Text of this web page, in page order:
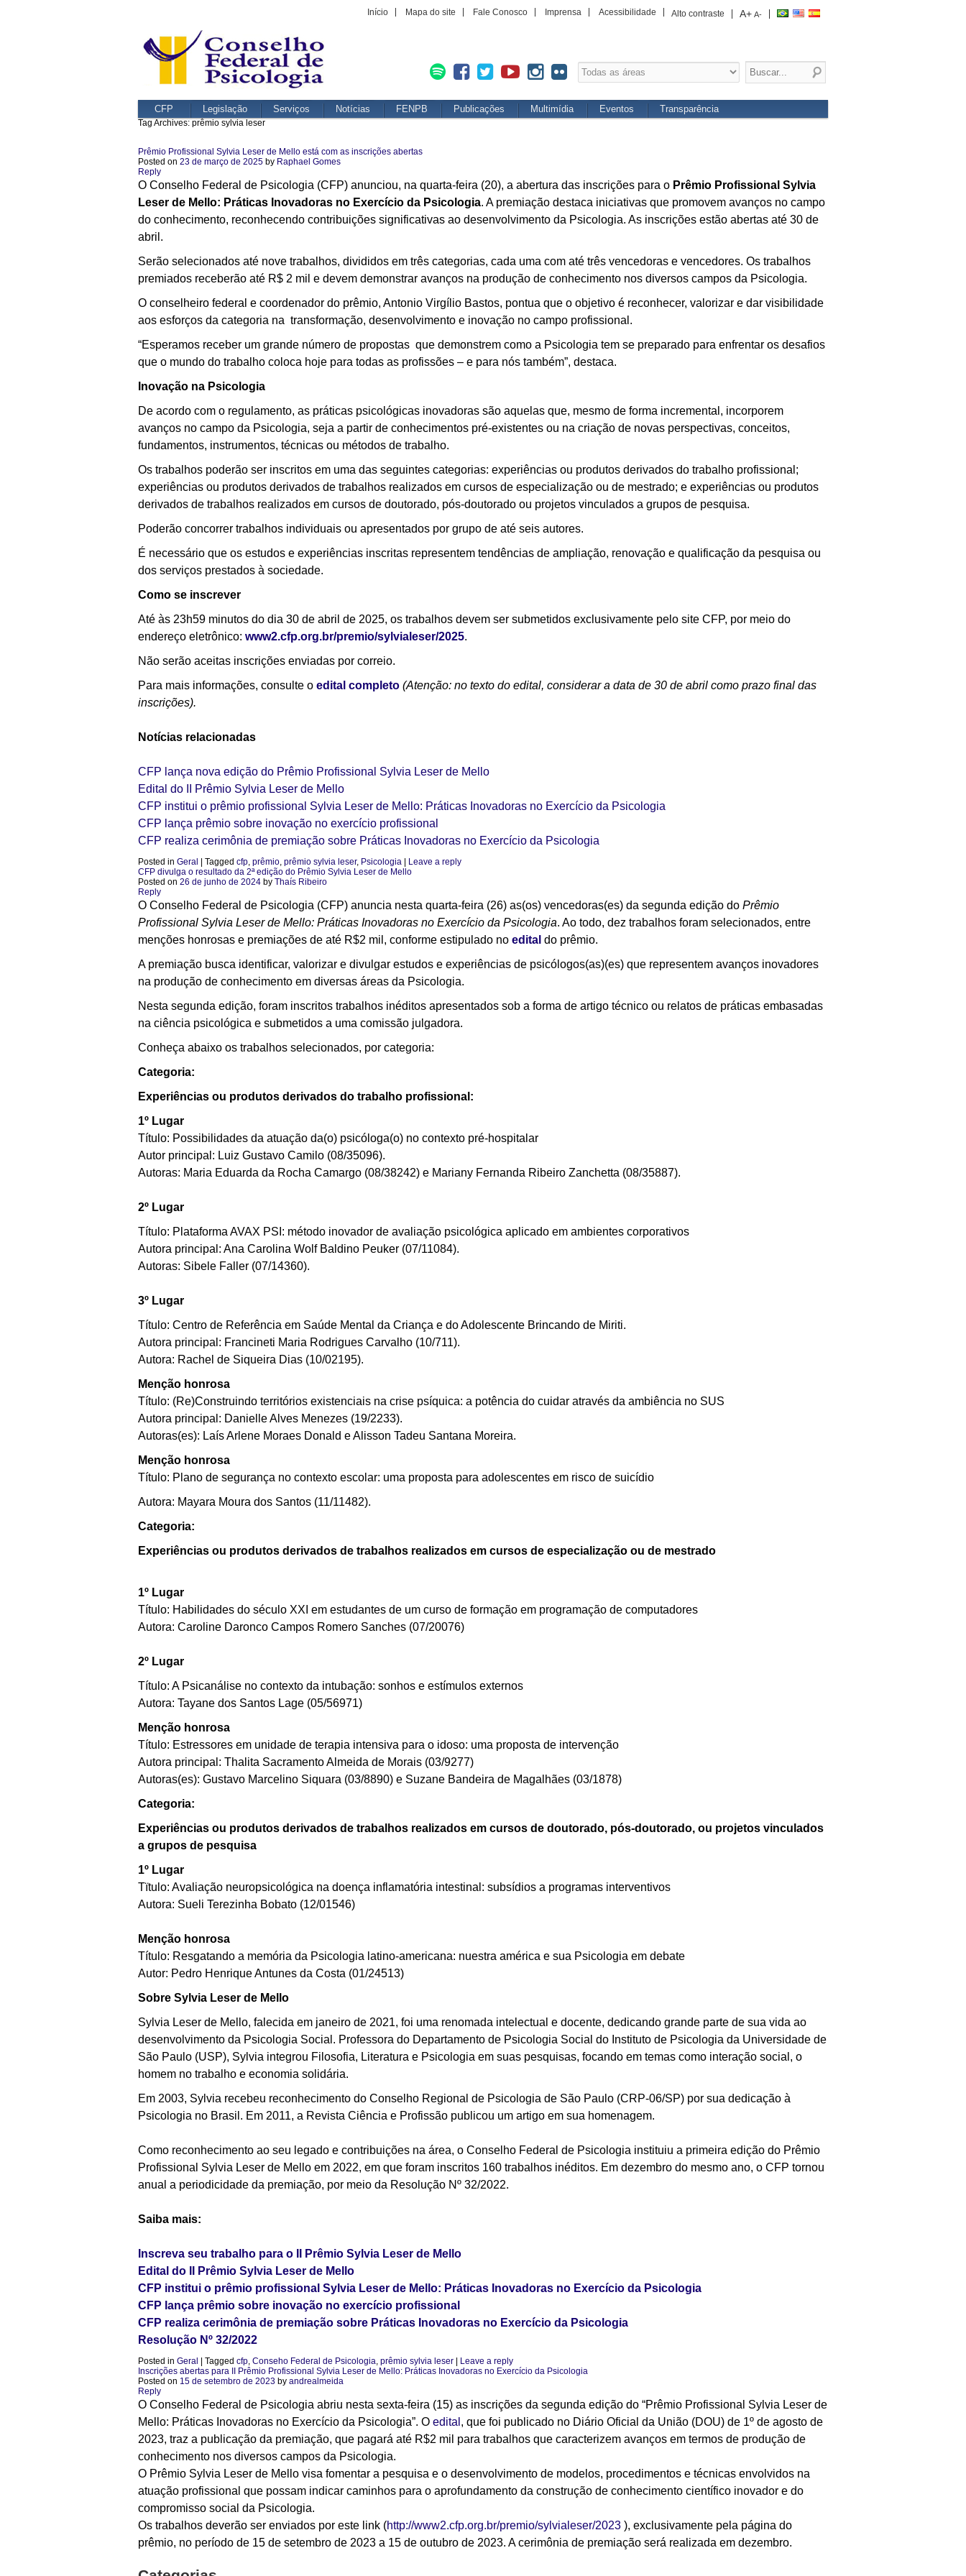
A+ A-
Alto contraste
Início Mapa do site Fale Conosco Imprensa Acessibilidade
CFP Legislação Serviços Notícias FENPB Publicações Multimídia Eventos Transparência
Tag Archives: prêmio sylvia leser
Prêmio Profissional Sylvia Leser de Mello está com as inscrições abertas
Posted on 23 de março de 2025 by Raphael Gomes
Reply
O Conselho Federal de Psicologia (CFP) anunciou, na quarta-feira (20), a abertura das inscrições para o Prêmio Profissional Sylvia
Leser de Mello: Práticas Inovadoras no Exercício da Psicologia. A premiação destaca iniciativas que promovem avanços no campo
do conhecimento, reconhecendo contribuições significativas ao desenvolvimento da Psicologia. As inscrições estão abertas até 30 de
abril.
Serão selecionados até nove trabalhos, divididos em três categorias, cada uma com até três vencedoras e vencedores. Os trabalhos
premiados receberão até R$ 2 mil e devem demonstrar avanços na produção de conhecimento nos diversos campos da Psicologia.
O conselheiro federal e coordenador do prêmio, Antonio Virgílio Bastos, pontua que o objetivo é reconhecer, valorizar e dar visibilidade
aos esforços da categoria na transformação, desenvolvimento e inovação no campo profissional.
“Esperamos receber um grande número de propostas que demonstrem como a Psicologia tem se preparado para enfrentar os desafios
que o mundo do trabalho coloca hoje para todas as profissões – e para nós também”, destaca.
Inovação na Psicologia
De acordo com o regulamento, as práticas psicológicas inovadoras são aquelas que, mesmo de forma incremental, incorporem
avanços no campo da Psicologia, seja a partir de conhecimentos pré-existentes ou na criação de novas perspectivas, conceitos,
fundamentos, instrumentos, técnicas ou métodos de trabalho.
Os trabalhos poderão ser inscritos em uma das seguintes categorias: experiências ou produtos derivados do trabalho profissional;
experiências ou produtos derivados de trabalhos realizados em cursos de especialização ou de mestrado; e experiências ou produtos
derivados de trabalhos realizados em cursos de doutorado, pós-doutorado ou projetos vinculados a grupos de pesquisa.
Poderão concorrer trabalhos individuais ou apresentados por grupo de até seis autores.
É necessário que os estudos e experiências inscritas representem tendências de ampliação, renovação e qualificação da pesquisa ou
dos serviços prestados à sociedade.
Como se inscrever
Até às 23h59 minutos do dia 30 de abril de 2025, os trabalhos devem ser submetidos exclusivamente pelo site CFP, por meio do
endereço eletrônico: www2.cfp.org.br/premio/sylvialeser/2025.
Não serão aceitas inscrições enviadas por correio.
Para mais informações, consulte o edital completo (Atenção: no texto do edital, considerar a data de 30 de abril como prazo final das
inscrições).
Notícias relacionadas
CFP lança nova edição do Prêmio Profissional Sylvia Leser de Mello
Edital do II Prêmio Sylvia Leser de Mello
CFP institui o prêmio profissional Sylvia Leser de Mello: Práticas Inovadoras no Exercício da Psicologia
CFP lança prêmio sobre inovação no exercício profissional
CFP realiza cerimônia de premiação sobre Práticas Inovadoras no Exercício da Psicologia
Posted in Geral Tagged cfp, prêmio, prêmio sylvia leser, Psicologia
Leave a reply
CFP divulga o resultado da 2ª edição do Prêmio Sylvia Leser de Mello
Posted on 26 de junho de 2024 by Thaís Ribeiro
Reply
O Conselho Federal de Psicologia (CFP) anuncia nesta quarta-feira (26) as(os) vencedoras(es) da segunda edição do Prêmio
Profissional Sylvia Leser de Mello: Práticas Inovadoras no Exercício da Psicologia. Ao todo, dez trabalhos foram selecionados, entre
menções honrosas e premiações de até R$2 mil, conforme estipulado no edital do prêmio.
A premiação busca identificar, valorizar e divulgar estudos e experiências de psicólogos(as)(es) que representem avanços inovadores
na produção de conhecimento em diversas áreas da Psicologia.
Nesta segunda edição, foram inscritos trabalhos inéditos apresentados sob a forma de artigo técnico ou relatos de práticas embasadas
na ciência psicológica e submetidos a uma comissão julgadora.
Conheça abaixo os trabalhos selecionados, por categoria:
Categoria:
Experiências ou produtos derivados do trabalho profissional:
1º Lugar
Título: Possibilidades da atuação da(o) psicóloga(o) no contexto pré-hospitalar
Autor principal: Luiz Gustavo Camilo (08/35096).
Autoras: Maria Eduarda da Rocha Camargo (08/38242) e Mariany Fernanda Ribeiro Zanchetta (08/35887).
2º Lugar
Título: Plataforma AVAX PSI: método inovador de avaliação psicológica aplicado em ambientes corporativos
Autora principal: Ana Carolina Wolf Baldino Peuker (07/11084).
Autoras: Sibele Faller (07/14360).
3º Lugar
Título: Centro de Referência em Saúde Mental da Criança e do Adolescente Brincando de Miriti.
Autora principal: Francineti Maria Rodrigues Carvalho (10/711).
Autora: Rachel de Siqueira Dias (10/02195).
Menção honrosa
Título: (Re)Construindo territórios existenciais na crise psíquica: a potência do cuidar através da ambiência no SUS
Autora principal: Danielle Alves Menezes (19/2233).
Autoras(es): Laís Arlene Moraes Donald e Alisson Tadeu Santana Moreira.
Menção honrosa
Título: Plano de segurança no contexto escolar: uma proposta para adolescentes em risco de suicídio
Autora: Mayara Moura dos Santos (11/11482).
Categoria:
Experiências ou produtos derivados de trabalhos realizados em cursos de especialização ou de mestrado
1º Lugar
Título: Habilidades do século XXI em estudantes de um curso de formação em programação de computadores
Autora: Caroline Daronco Campos Romero Sanches (07/20076)
2º Lugar
Título: A Psicanálise no contexto da intubação: sonhos e estímulos externos
Autora: Tayane dos Santos Lage (05/56971)
Menção honrosa
Título: Estressores em unidade de terapia intensiva para o idoso: uma proposta de intervenção
Autora principal: Thalita Sacramento Almeida de Morais (03/9277)
Autoras(es): Gustavo Marcelino Siquara (03/8890) e Suzane Bandeira de Magalhães (03/1878)
Categoria:
Experiências ou produtos derivados de trabalhos realizados em cursos de doutorado, pós-doutorado, ou projetos vinculados
a grupos de pesquisa
1º Lugar
Tïtulo: Avaliação neuropsicológica na doença inflamatória intestinal: subsídios a programas interventivos
Autora: Sueli Terezinha Bobato (12/01546)
Menção honrosa
Título: Resgatando a memória da Psicologia latino-americana: nuestra américa e sua Psicologia em debate
Autor: Pedro Henrique Antunes da Costa (01/24513)
Sobre Sylvia Leser de Mello
Sylvia Leser de Mello, falecida em janeiro de 2021, foi uma renomada intelectual e docente, dedicando grande parte de sua vida ao
desenvolvimento da Psicologia Social. Professora do Departamento de Psicologia Social do Instituto de Psicologia da Universidade de
São Paulo (USP), Sylvia integrou Filosofia, Literatura e Psicologia em suas pesquisas, focando em temas como interação social, o
homem no trabalho e economia solidária.
Em 2003, Sylvia recebeu reconhecimento do Conselho Regional de Psicologia de São Paulo (CRP-06/SP) por sua dedicação à
Psicologia no Brasil. Em 2011, a Revista Ciência e Profissão publicou um artigo em sua homenagem.
Como reconhecimento ao seu legado e contribuições na área, o Conselho Federal de Psicologia instituiu a primeira edição do Prêmio
Profissional Sylvia Leser de Mello em 2022, em que foram inscritos 160 trabalhos inéditos. Em dezembro do mesmo ano, o CFP tornou
anual a periodicidade da premiação, por meio da Resolução Nº 32/2022.
Saiba mais:
Inscreva seu trabalho para o II Prêmio Sylvia Leser de Mello
Edital do II Prêmio Sylvia Leser de Mello
CFP institui o prêmio profissional Sylvia Leser de Mello: Práticas Inovadoras no Exercício da Psicologia
CFP lança prêmio sobre inovação no exercício profissional
CFP realiza cerimônia de premiação sobre Práticas Inovadoras no Exercício da Psicologia
Resolução Nº 32/2022
Posted in Geral Tagged cfp, Conseho Federal de Psicologia, prêmio sylvia leser
Leave a reply
Inscrições abertas para II Prêmio Profissional Sylvia Leser de Mello: Práticas Inovadoras no Exercício da Psicologia
Posted on 15 de setembro de 2023 by andrealmeida
Reply
O Conselho Federal de Psicologia abriu nesta sexta-feira (15) as inscrições da segunda edição do “Prêmio Profissional Sylvia Leser de
Mello: Práticas Inovadoras no Exercício da Psicologia”. O edital , que foi publicado no Diário Oficial da União (DOU) de 1º de agosto de
2023, traz a publicação da premiação, que pagará até R$2 mil para trabalhos que caracterizem avanços em termos de produção de
conhecimento nos diversos campos da Psicologia.
O Prêmio Sylvia Leser de Mello visa fomentar a pesquisa e o desenvolvimento de modelos, procedimentos e técnicas envolvidos na
atuação profissional que possam indicar caminhos para o aprofundamento da construção de conhecimento científico inovador e do
compromisso social da Psicologia.
Os trabalhos deverão ser enviados por este link (http://www2.cfp.org.br/premio/sylvialeser/2023 ), exclusivamente pela página do
prêmio, no período de 15 de setembro de 2023 a 15 de outubro de 2023. A cerimônia de premiação será realizada em dezembro.